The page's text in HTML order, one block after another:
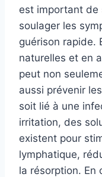
est important de
soulager les
guérison rapide.
naturelles et en
peut non
aussi prévenir
soit lié à une
irritation, des
existent pour
lymphatique,
la résorption. En